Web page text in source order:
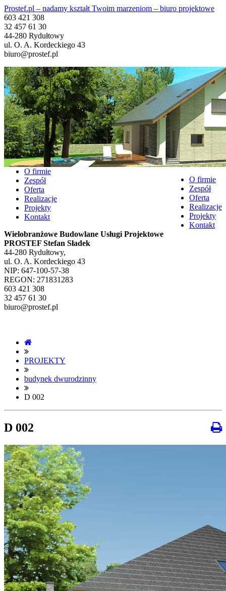
Prostef.pl – nadamy kształt Twoim marzeniom – biuro projektowe
603 421 308
32 457 61 30
44-280 Rydułtowy
ul. O. A. Kordeckiego 43
biuro@prostef.pl
O firmie
Zespół
Oferta
Realizacje
Projekty
Kontakt
O firmie
Zespół
Oferta
Realizacje
Projekty
Kontakt
Wielobranżowe Budowlane Usługi Projektowe
PROSTEF Stefan Sładek
44-280 Rydułtowy,
ul. O. A. Kordeckiego 43
NIP: 647-100-57-38
REGON: 271831283
603 421 308
32 457 61 30
biuro@prostef.pl
PROJEKTY
budynek dwurodzinny
D 002
D 002